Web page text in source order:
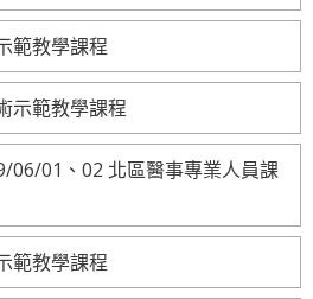
範教學課程
示範教學課程
06/01、02 北區醫事專業人員課
範教學課程